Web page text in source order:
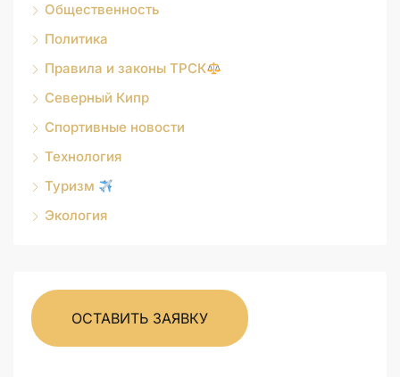
Общественность
Политика
Правила и законы ТРСК
Северный Кипр
Спортивные новости
Технология
Туризм
Экология
ОСТАВИТЬ ЗАЯВКУ